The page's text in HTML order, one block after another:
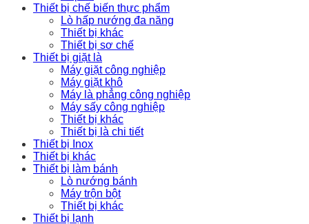
Thiết bị chế biến thực phẩm
Lò hấp nướng đa năng
Thiết bị khác
Thiết bị sơ chế
Thiết bị giặt là
Máy giặt công nghiệp
Máy giặt khô
Máy là phẳng công nghiệp
Máy sấy công nghiệp
Thiết bị khác
Thiết bị là chi tiết
Thiết bị Inox
Thiết bị khác
Thiết bị làm bánh
Lò nướng bánh
Máy trộn bột
Thiết bị khác
Thiết bị lạnh